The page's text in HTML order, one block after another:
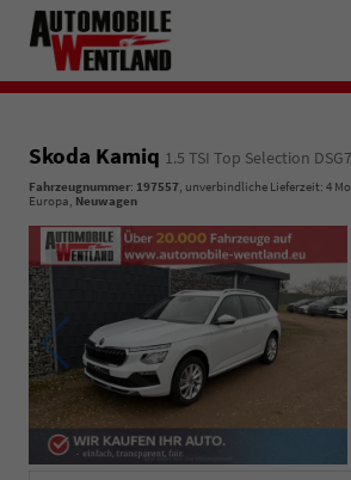
Skoda Kamiq 1.5 TSI Top Selection DSG7
Fahrzeugnummer: 197557, unverbindliche Lieferzeit: 4
Europa, Neuwagen